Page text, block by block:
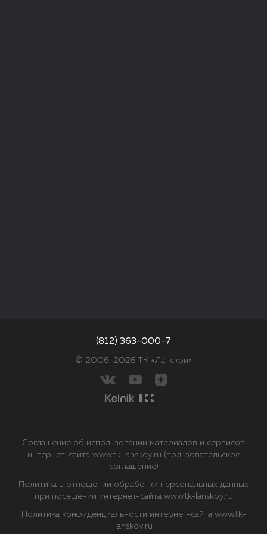
© 2006–2026 ТК «Ланской»
(812) 363-000-7
Политика в отношении обработки персональных данных
при посещении интернет-сайта www.tk-lanskoy.ru
Соглашение об использовании материалов и сервисов
интернет-сайта www.tk-lanskoy.ru (пользовательское
соглашение)
Политика конфиденциальности интернет-сайта www.tk-
lanskoy.ru